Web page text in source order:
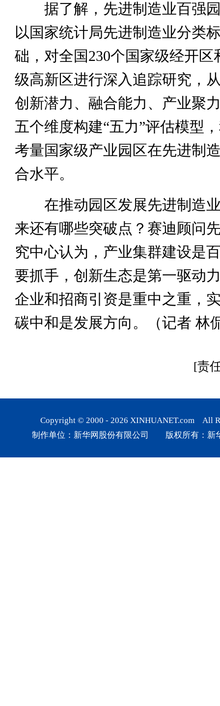
据了解，先进制造业百强园
以国家统计局先进制造业分类
础，对全国230个国家级经开区
级高新区进行深入追踪研究，
创新潜力、融合能力、产业聚
五个维度构建“五力”评估模型
考量国家级产业园区在先进制
合水平。
在推动园区发展先进制造业
来还有哪些突破点？赛迪顾问
究中心认为，产业集群建设是
要抓手，创新生态是第一驱动
企业和招商引资是重中之重，
碳中和是发展方向。（记者 林
[责
Copyright © 2000 - 2026 XINHUANET.com All
制作单位：新华网股份有限公司 版权所有：新